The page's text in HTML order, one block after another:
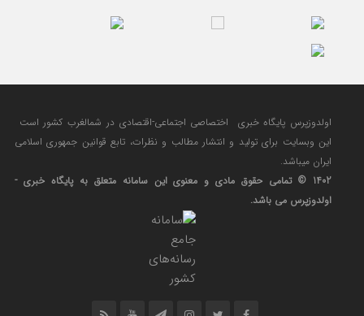
اولدوزپرس پایگاه خبری اختصاصی اجتماعی-اقتصادی در شمالغرب کشور است
این وبسایت برای تولید و انتشار مطالب و نظرات، تابع قوانین جمهوری اسلامی
ایران میباشد.
1402 © تمامی حقوق مادی و معنوی این سامانه متعلق به پایگاه خبری -
اولدوزپرس می باشد.